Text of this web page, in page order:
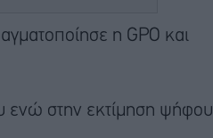
η GPO και
ενώ στην εκτίμηση ψήφου